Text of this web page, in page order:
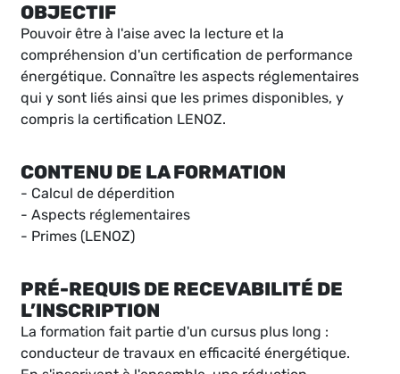
OBJECTIF
Pouvoir être à l'aise avec la lecture et la
compréhension d'un certification de performance
énergétique. Connaître les aspects réglementaires
qui y sont liés ainsi que les primes disponibles, y
compris la certification LENOZ.
CONTENU DE LA FORMATION
- Calcul de déperdition
- Aspects réglementaires
- Primes (LENOZ)
PRÉ-REQUIS DE RECEVABILITÉ DE
L’INSCRIPTION
La formation fait partie d'un cursus plus long :
conducteur de travaux en efficacité énergétique.